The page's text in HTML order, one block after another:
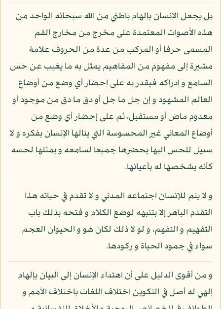
بل يجعل الإنسان بإلهام باطني من الله سبحانه الواحد من
هذه الأصوات المعتمدة على مخرج من مخارج الفم
المسمى حرفا أو المركب من عدة من الحروف علامة
مشيرة إلى مفهوم من المفاهيم يمثل به ما يغيب عن حس
السامع و إدراكه فيقدر به على إحضار أي وضع من أوضاع
العالم المشهود و إن جل ما جل أو دق ما دق من موجود أو
معدوم ماض أو مستقبل، ثم على إحضار أي وضع من
أوضاع المعاني غير المحسوسة التي ينالها الإنسان بفكره و لا
سبيل للحس إليها يحضرها جميعا لسامعه و يمثلها لحسه
كأنه يشخصها له بأعيانها.
و لا يتم للإنسان اجتماعه المدني و لا تقدم في حياته هذا
التقدم الباهر إلا بتنبهه لوضع الكلام و فتحه بذلك باب
التفهيم و التفهم، و لو لا ذلك لكان هو و الحيوان العجم
سواء في جمود الحياة و ركودها.
و من أقوى الدليل على أن اهتداء الإنسان إلى البيان بإلهام
إلهي له أصل في التكوين اختلاف اللغات باختلاف الأمم و